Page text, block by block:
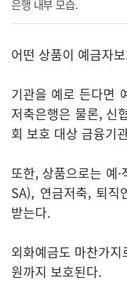
은행 내부 모습.
어떤 상품이 예금자
기관을 예로 든다면
저축은행은 물론, 신
회 보호 대상 금융기
또한, 상품으로는 예
SA), 연금저축, 퇴직
받는다.
외화예금도 마찬가
원까지 보호된다.